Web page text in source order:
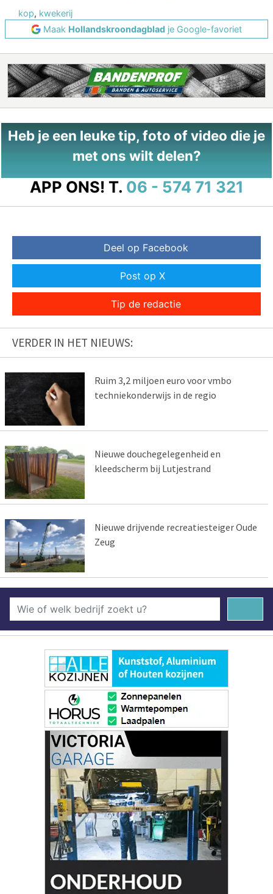
kop, kwekerij
Maak Hollandskroondagblad je Google-favoriet
Heb je een leuke tip, foto of video die je
met ons wilt delen?
APP ONS! T. 06 - 574 71 321
Deel op Facebook
Post op X
Tip de redactie
VERDER IN HET NIEUWS:
Ruim 3,2 miljoen euro voor vmbo
techniekonderwijs in de regio
Nieuwe douchegelegenheid en
kleedscherm bij Lutjestrand
Nieuwe drijvende recreatiesteiger Oude
Zeug